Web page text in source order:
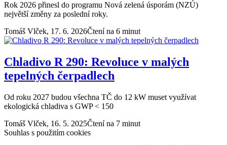
Rok 2026 přinesl do programu Nová zelená úsporám (NZÚ)
největší změny za poslední roky.
Tomáš Vlček, 17. 6. 2026Čtení na 6 minut
Chladivo R 290: Revoluce v malých
tepelných čerpadlech
Od roku 2027 budou všechna TČ do 12 kW muset využívat
ekologická chladiva s GWP < 150
Tomáš Vlček, 16. 5. 2025Čtení na 7 minut
Souhlas s použitím cookies